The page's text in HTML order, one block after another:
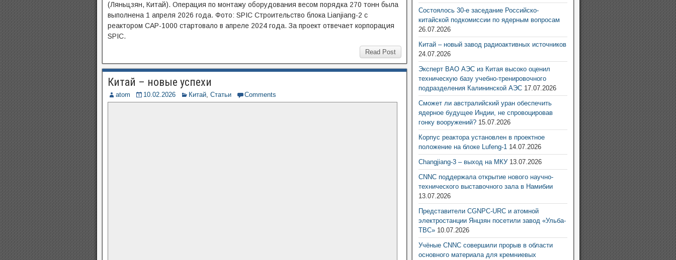
(Ляньцзян, Китай). Операция по монтажу оборудования весом порядка 270 тонн была
выполнена 1 апреля 2026 года. Фото: SPIC Строительство блока Lianjiang-2 с
реактором CAP-1000 стартовало в апреле 2024 года. За проект отвечает корпорация
SPIC.
Read Post
Китай – новые успехи
atom 10.02.2026 Китай, Статьи Comments
Состоялось 30-е заседание Российско-
китайской подкомиссии по ядерным вопросам
26.07.2026
Китай – новый завод радиоактивных источников
24.07.2026
Эксперт ВАО АЭС из Китая высоко оценил
техническую базу учебно-тренировочного
подразделения Калининской АЭС 17.07.2026
Сможет ли австралийский уран обеспечить
ядерное будущее Индии, не спровоцировав
гонку вооружений? 15.07.2026
Корпус реактора установлен в проектное
положение на блоке Lufeng-1 14.07.2026
Changjiang-3 – выход на МКУ 13.07.2026
CNNC поддержала открытие нового научно-
технического выставочного зала в Намибии
13.07.2026
Представители CGNPC-URC и атомной
электростанции Янцзян посетили завод «Ульба-
ТВС» 10.07.2026
Учёные CNNC совершили прорыв в области
основного материала для кремниевых